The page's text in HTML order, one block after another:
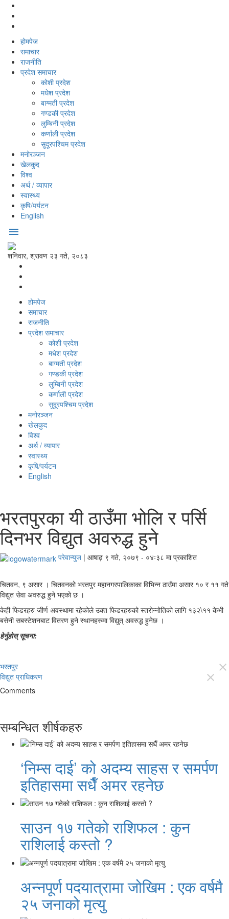
होमपेज
समाचार
राजनीति
प्रदेश समाचार
कोशी प्रदेश
मधेश प्रदेश
बाग्मती प्रदेश
गण्डकी प्रदेश
लुम्बिनी प्रदेश
कर्णाली प्रदेश
सुदूरपश्‍चिम प्रदेश
मनोरञ्‍जन
खेलकुद
विश्‍व
अर्थ / व्यापार
स्वास्थ्य
कृषि/पर्यटन
English
menu
शनिवार, श्रावण २३ गते, २०८३
होमपेज
समाचार
राजनीति
प्रदेश समाचार
कोशी प्रदेश
मधेश प्रदेश
बाग्मती प्रदेश
गण्डकी प्रदेश
लुम्बिनी प्रदेश
कर्णाली प्रदेश
सुदूरपश्‍चिम प्रदेश
मनोरञ्‍जन
खेलकुद
विश्‍व
अर्थ / व्यापार
स्वास्थ्य
कृषि/पर्यटन
English
भरतपुरका यी ठाउँमा भोलि र पर्सि
दिनभर विद्युत अवरुद्ध हुने
परेवान्युज | आषाढ़ ९ गते, २०७९ - ०४ः३८ मा प्रकाशित
चितवन, ९ असार । चितवनको भरतपुर महानगरपालिकाका विभिन्‍न ठाउँमा असार १० र ११ गते
विद्युत सेवा अवरुद्ध हुने भएको छ ।
केही फिडरहरु जीर्ण अवस्थामा रहेकोले उक्त फिडरहरुको स्तरोन्‍नोतिको लागि १३२\११ केभी
बसेनी सबस्टेशनबाट वितरण हुने स्थानहरुमा विद्युत् अवरुद्ध हुनेछ ।
हेर्नुहोस् सूचना:
भरतपुर close
विद्युत प्राधिकरण close
Comments
सम्बन्धित शीर्षकहरु
‘निम्स दाई’ को अदम्य साहस र समर्पण
इतिहासमा सधैँ अमर रहनेछ
साउन १७ गतेको राशिफल : कुन
राशिलाई कस्तो ?
अन्नपूर्ण पदयात्रामा जोखिम : एक वर्षमै
२५ जनाको मृत्यु